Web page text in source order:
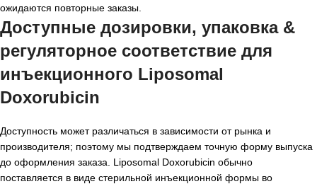
ожидаются повторные заказы.
Доступные дозировки, упаковка &
регуляторное соответствие для
инъекционного Liposomal
Doxorubicin
Доступность может различаться в зависимости от рынка и
производителя; поэтому мы подтверждаем точную форму выпуска
до оформления заказа. Liposomal Doxorubicin обычно
поставляется в виде стерильной инъекционной формы во